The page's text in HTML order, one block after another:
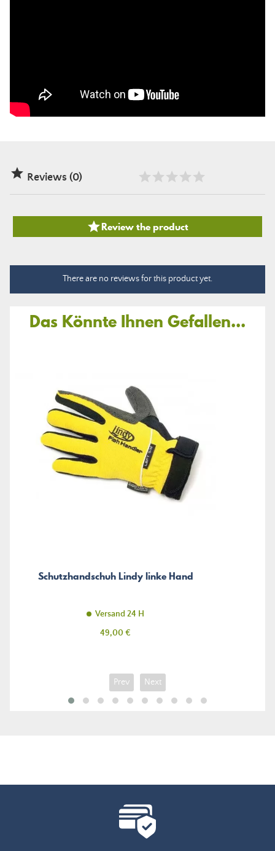
 Reviews (0)
Review the product
There are no reviews for this product yet.
Das Könnte Ihnen Gefallen...
Schutzhandschuh Lindy linke Hand
Versand 24 H
Preis
49,00 €
Prev Next